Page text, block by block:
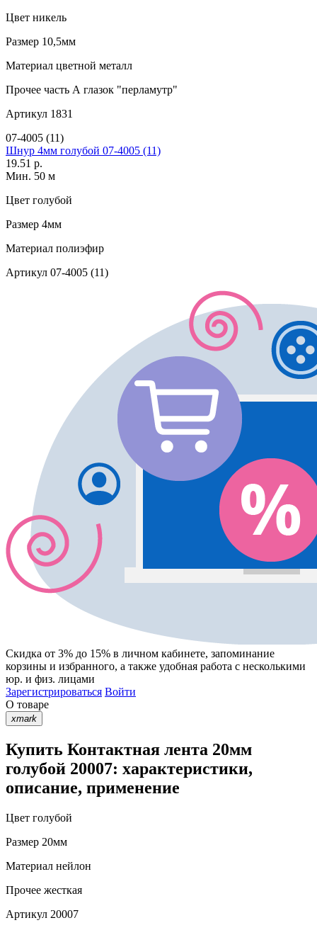
Цвет никель
Размер 10,5мм
Материал цветной металл
Прочее часть А глазок "перламутр"
Артикул 1831
07-4005 (11)
Шнур 4мм голубой 07-4005 (11)
19.51 р.
Мин. 50 м
Цвет голубой
Размер 4мм
Материал полиэфир
Артикул 07-4005 (11)
Скидка от 3% до 15% в личном кабинете, запоминание
корзины и избранного, а также удобная работа с несколькими
юр. и физ. лицами
Зарегистрироваться Войти
О товаре
xmark
Купить Контактная лента 20мм
голубой 20007: характеристики,
описание, применение
Цвет голубой
Размер 20мм
Материал нейлон
Прочее жесткая
Артикул 20007